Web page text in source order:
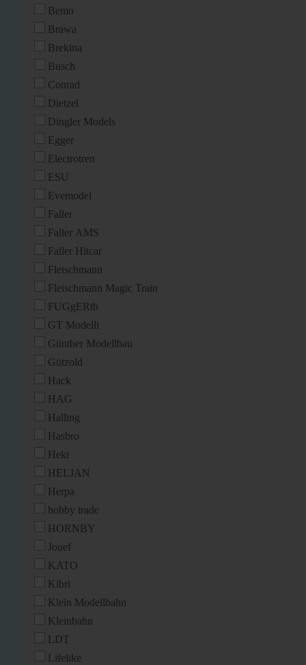
Bemo
Brawa
Brekina
Busch
Conrad
Dietzel
Dingler Models
Egger
Electrotren
ESU
Evemodel
Faller
Faller AMS
Faller Hitcar
Fleischmann
Fleischmann Magic Train
FUGgERth
GT Modelli
Günther Modellbau
Gützold
Hack
HAG
Halling
Hasbro
Heki
HELJAN
Herpa
hobby trade
HORNBY
Jouef
KATO
Kibri
Klein Modellbahn
Kleinbahn
LDT
Lifelike